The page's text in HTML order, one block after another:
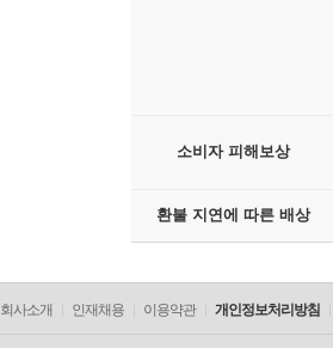
소비자 피해보상
환불 지연에 따른 배상
회사소개 인재채용 이용약관 개인정보처리방침